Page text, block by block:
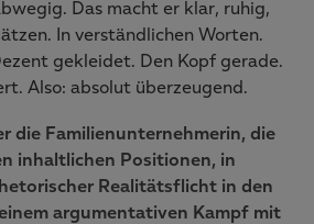
Das macht er klar, ruhig,
In verständlichen Worten.
gekleidet. Den Kopf gerade.
Also: absolut überzeugend.
die Familienunternehmerin, die
inhaltlichen Positionen, in
Realitätsflicht in den
argumentativen Kampf mit